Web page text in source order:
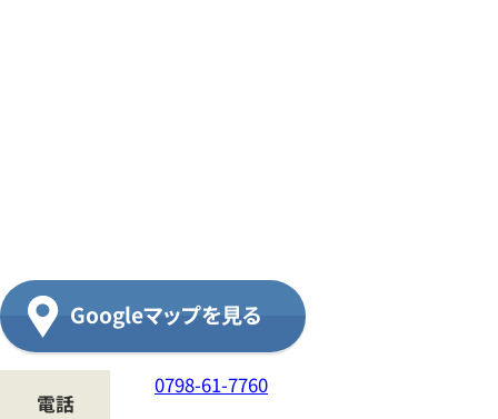
ド
買
取
Googleマップを見る
電話
0798-61-7760